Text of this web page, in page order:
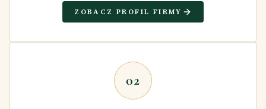
ZOBACZ PROFIL FIRMY
02